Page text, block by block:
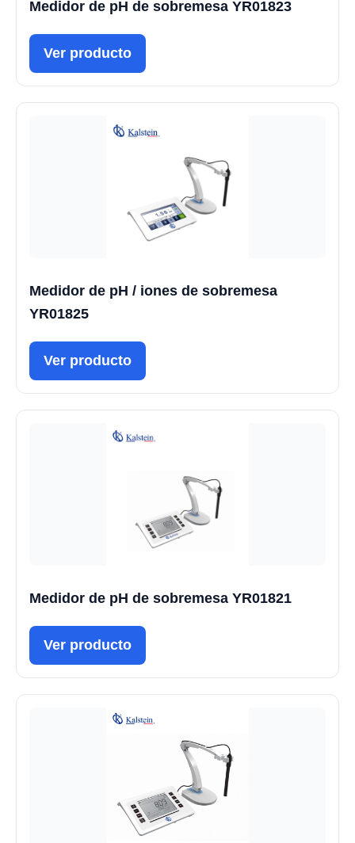
Medidor de pH de sobremesa YR01823
Ver producto
Medidor de pH / iones de sobremesa
YR01825
Ver producto
Medidor de pH de sobremesa YR01821
Ver producto